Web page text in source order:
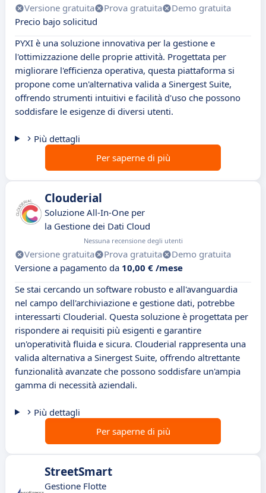
Versione gratuita Prova gratuita
Demo gratuita
Precio bajo solicitud
PYXI è una soluzione innovativa per la gestione e
l'ottimizzazione delle proprie attività. Progettata per
migliorare l'efficienza operativa, questa piattaforma si
propone come un'alternativa valida a Sinergest Suite,
offrendo strumenti intuitivi e facilità d'uso che possono
soddisfare le esigenze di diversi utenti.
Più dettagli
Per saperne di più
Clouderial
Soluzione All-In-One per
la Gestione dei Dati Cloud
Nessuna recensione degli utenti
Versione gratuita Prova gratuita
Demo gratuita
Versione a pagamento da 10,00 € /mese
Se stai cercando un software robusto e all'avanguardia
nel campo dell'archiviazione e gestione dati, potrebbe
interessarti Clouderial. Questa soluzione è progettata per
rispondere ai requisiti più esigenti e garantire
un'operatività fluida e sicura. Clouderial rappresenta una
valida alternativa a Sinergest Suite, offrendo altrettante
funzionalità avanzate che possono soddisfare un'ampia
gamma di necessità aziendali.
Più dettagli
Per saperne di più
StreetSmart
Gestione Flotte